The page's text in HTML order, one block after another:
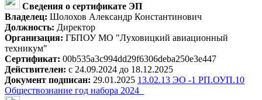
Сведения о сертификате ЭП
Владелец: Шолохов Александр Константинович
Должность: Директор
Организация: ГБПОУ МО "Луховицкий авиационный
техникум"
Сертификат: 00b535a3c994dd29f6306deba250e3e447
Действителен: с 24.09.2024 до 18.12.2025
Документ подписан: 29.01.2025 13.02.13 ЭО -1 РП.ОУП.10
Обществознание год набора 2024_